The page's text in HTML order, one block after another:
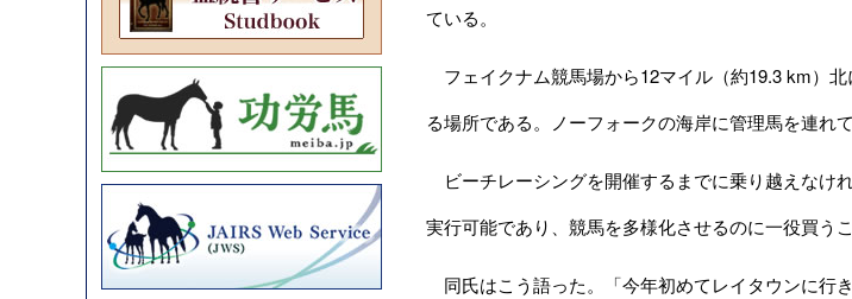
ている。
フェイクナム競馬場から12マイル（約19.3 km）
る場所である。ノーフォークの海岸に管理馬を連れ
ビーチレーシングを開催するまでに乗り越えなけ
実行可能であり、競馬を多様化させるのに一役買う
同氏はこう語った。「今年初めてレイタウンに行